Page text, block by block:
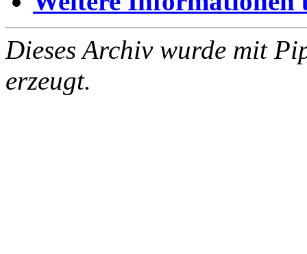
Dieses Archiv wurde mit
erzeugt.